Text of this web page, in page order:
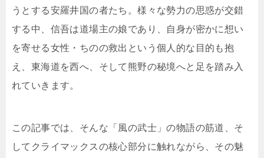
うとする安羅井国の者たち。様々な勢力の思惑が交錯
する中、信吾は道場主の娘であり、自身が密かに想い
を寄せる女性・ちのの救出という個人的な目的も抱
え、東海道を西へ、そして熊野の秘境へと足を踏み入
れていきます。
この記事では、そんな「風の武士」の物語の筋道、そ
してクライマックスの核心部分に触れながら、その魅